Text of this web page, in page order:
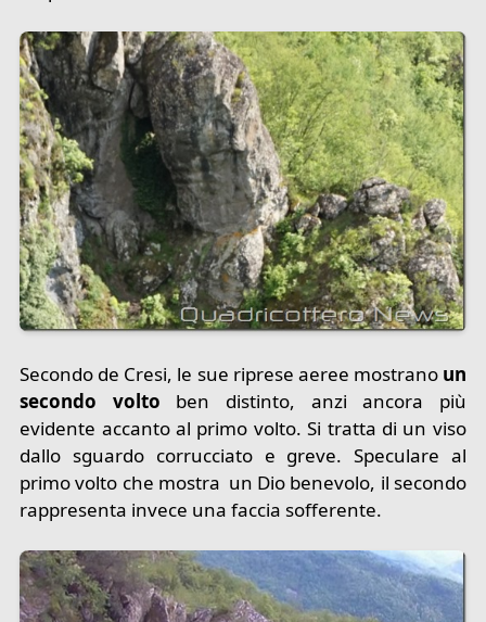
Secondo de Cresi, le sue riprese aeree mostrano un
secondo volto ben distinto, anzi ancora più
evidente accanto al primo volto. Si tratta di un viso
dallo sguardo corrucciato e greve. Speculare al
primo volto che mostra un Dio benevolo, il secondo
rappresenta invece una faccia sofferente.